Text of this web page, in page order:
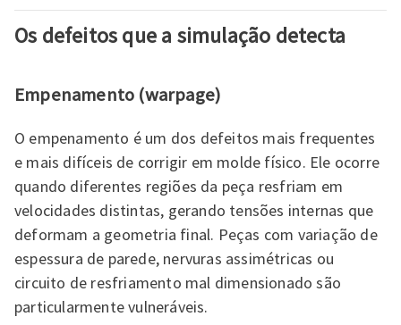
Os defeitos que a simulação detecta
Empenamento (warpage)
O empenamento é um dos defeitos mais frequentes
e mais difíceis de corrigir em molde físico. Ele ocorre
quando diferentes regiões da peça resfriam em
velocidades distintas, gerando tensões internas que
deformam a geometria final. Peças com variação de
espessura de parede, nervuras assimétricas ou
circuito de resfriamento mal dimensionado são
particularmente vulneráveis.